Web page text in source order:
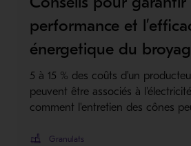
performance et
énergetique du
5 à 15 % des coûts d'un
peuvent être associés à
comment l'entretien des cônes
Granulats